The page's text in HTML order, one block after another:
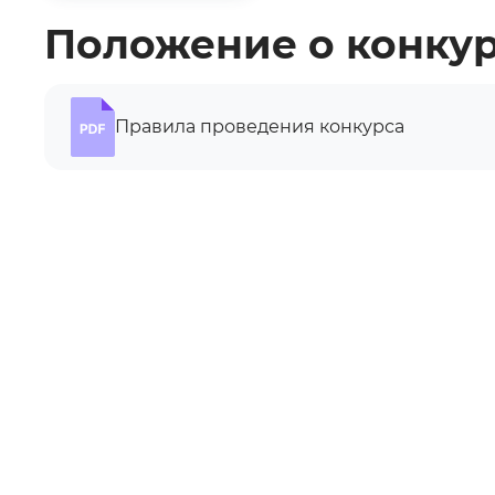
Положение о
Правила проведения конкурса